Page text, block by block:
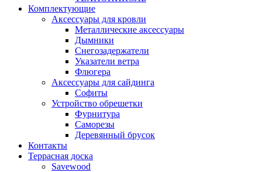
Комплектующие
Аксессуары для кровли
Металлические аксессуары
Дымники
Снегозадержатели
Указатели ветра
Флюгера
Аксессуары для сайдинга
Софиты
Устройство обрешетки
Фурнитура
Саморезы
Деревянный брусок
Контакты
Террасная доска
Savewood